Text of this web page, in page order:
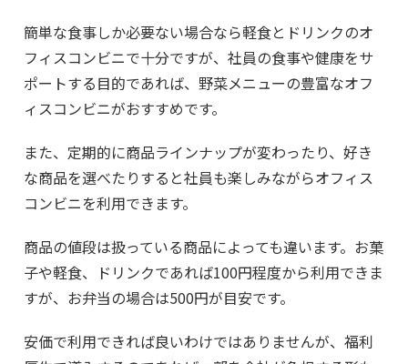
簡単な食事しか必要ない場合なら軽食とドリンクのオ
フィスコンビニで十分ですが、社員の食事や健康をサ
ポートする目的であれば、野菜メニューの豊富なオフ
ィスコンビニがおすすめです。
また、定期的に商品ラインナップが変わったり、好き
な商品を選べたりすると社員も楽しみながらオフィス
コンビニを利用できます。
商品の値段は扱っている商品によっても違います。お菓
子や軽食、ドリンクであれば100円程度から利用できま
すが、お弁当の場合は500円が目安です。
安価で利用できれば良いわけではありませんが、福利